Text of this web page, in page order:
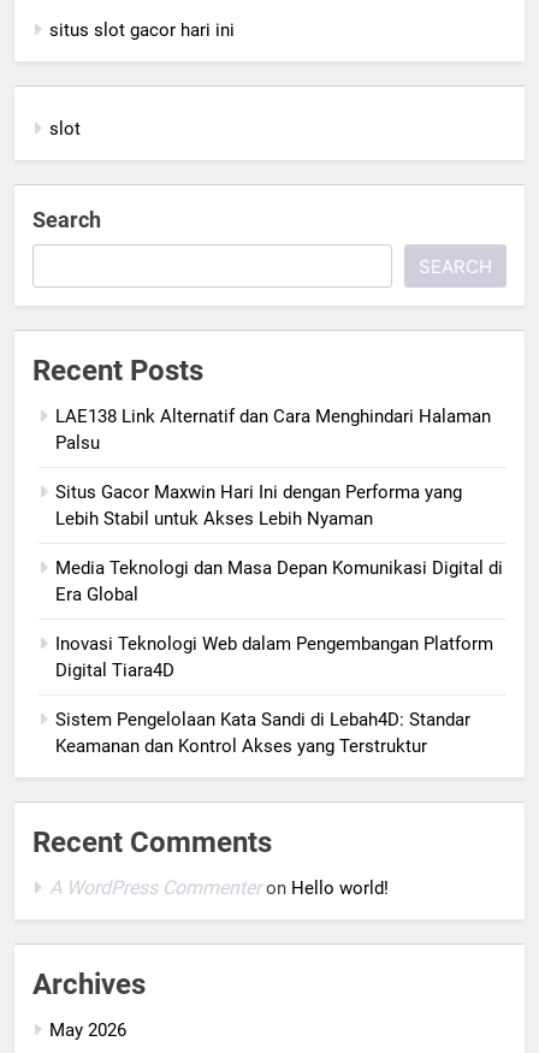
situs slot gacor hari ini
slot
Search
SEARCH
Recent Posts
LAE138 Link Alternatif dan Cara Menghindari Halaman
Palsu
Situs Gacor Maxwin Hari Ini dengan Performa yang
Lebih Stabil untuk Akses Lebih Nyaman
Media Teknologi dan Masa Depan Komunikasi Digital di
Era Global
Inovasi Teknologi Web dalam Pengembangan Platform
Digital Tiara4D
Sistem Pengelolaan Kata Sandi di Lebah4D: Standar
Keamanan dan Kontrol Akses yang Terstruktur
Recent Comments
A WordPress Commenteron Hello world!
Archives
May 2026